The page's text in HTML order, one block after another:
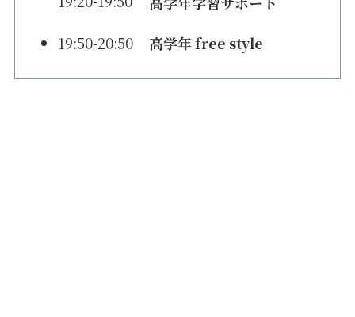
19:50-20:50
高学年 free style